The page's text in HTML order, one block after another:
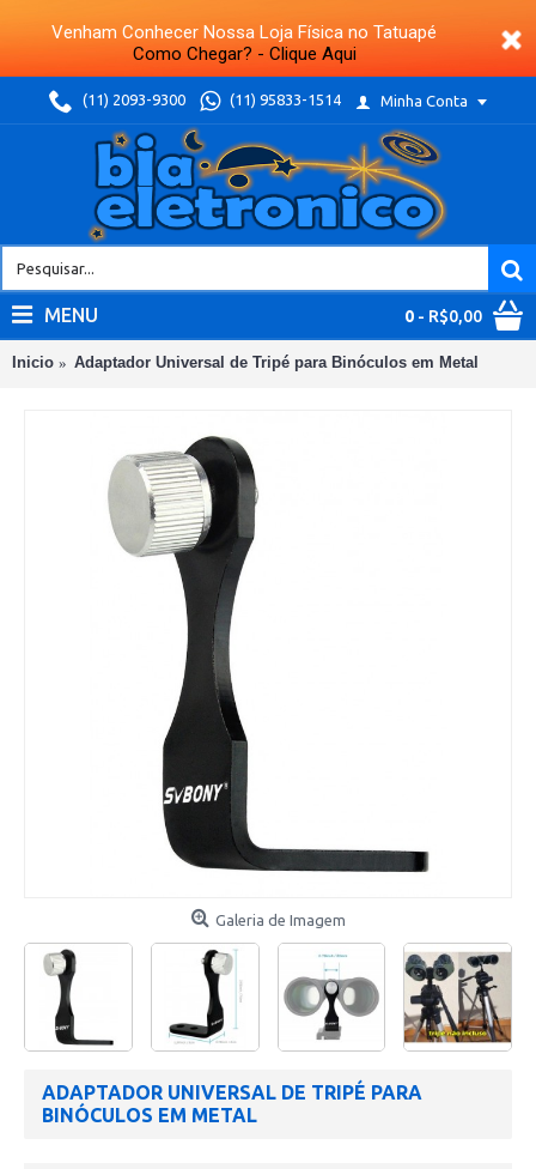
Venham Conhecer Nossa Loja Física no Tatuapé
Como Chegar? - Clique Aqui
(11) 2093-9300 (11) 95833-1514 Minha Conta
0 - R$0,00
MENU
Inicio Adaptador Universal de Tripé para Binóculos em Metal
Galeria de Imagem
ADAPTADOR UNIVERSAL DE TRIPÉ PARA
BINÓCULOS EM METAL